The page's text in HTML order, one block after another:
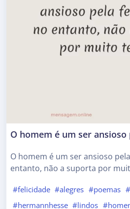
O homem é um ser
O homem é um ser ansioso
entanto, não a suporta por
#felicidade #alegres #poemas
#hermannhesse #lindos